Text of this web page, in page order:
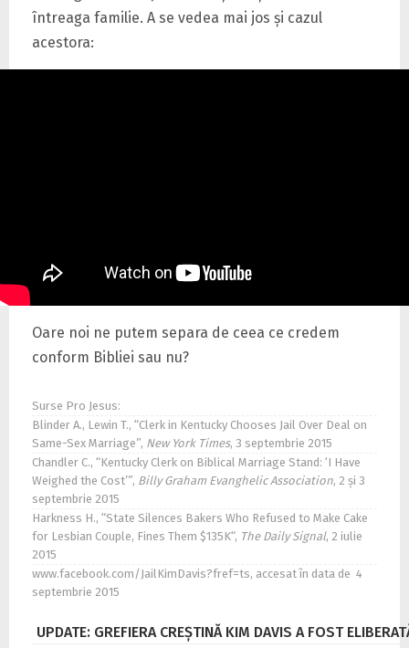
întreaga familie. A se vedea mai jos şi cazul
acestora:
Oare noi ne putem separa de ceea ce credem
conform Bibliei sau nu?
Surse Pro Jesus:
Blinder A., Lewin T., “Clerk in Kentucky Chooses Jail Over Deal on
Same-Sex Marriage”, New York Times, 3 septembrie 2015
Chandler C., “Kentucky Clerk on Biblical Marriage Stand: ‘I Have
Weighed the Cost’”, Billy Graham Evanghelic Association, 2 şi 3
septembrie 2015
Harkness H., “State Silences Bakers Who Refused to Make Cake
for Lesbian Couple, Fines Them $135K“, The Daily Signal, 2 iulie
2015
www.facebook.com/JailKimDavis?fref=ts, accesat în data de 4
septembrie 2015
UPDATE: GREFIERA CREŞTINĂ KIM DAVIS A FOST